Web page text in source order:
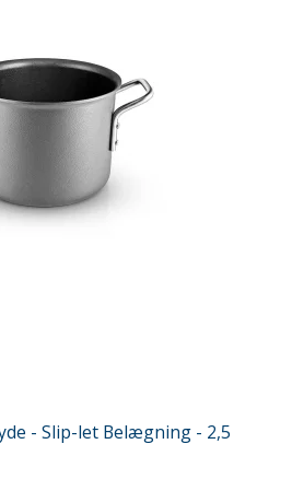
- Slip-let Belægning - 2,5